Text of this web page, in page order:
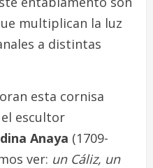
multiplican la luz
a distintas
esta cornisa
escultor
Anaya (1709-
ver: un Cáliz, un